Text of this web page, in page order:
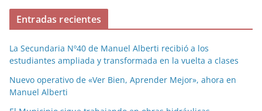
Entradas recientes
La Secundaria Nº40 de Manuel Alberti recibió a los
estudiantes ampliada y transformada en la vuelta a clases
Nuevo operativo de «Ver Bien, Aprender Mejor», ahora en
Manuel Alberti